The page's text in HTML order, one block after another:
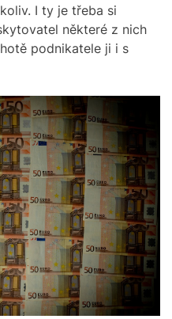
I ty je třeba si
některé z nich
podnikatele ji i s